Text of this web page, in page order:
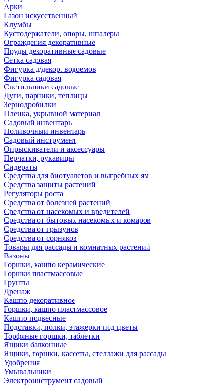
Арки
Газон искусственный
Клумбы
Кустодержатели, опоры, шпалеры
Ограждения декоративные
Пруды декоративные садовые
Сетка садовая
Фигурка д/декор. водоемов
Фигурка садовая
Светильники садовые
Дуги, парники, теплицы
Зернодробилки
Пленка, укрывной материал
Садовый инвентарь
Поливочный инвентарь
Садовый инструмент
Опрыскиватели и аксессуары
Перчатки, рукавицы
Сидераты
Средства для биотуалетов и выгребных ям
Средства защиты растений
Регуляторы роста
Средства от болезней растений
Средства от насекомых и вредителей
Средства от бытовых насекомых и комаров
Средства от грызунов
Средства от сорняков
Товары для рассады и комнатных растений
Вазоны
Горшки, кашпо керамические
Горшки пластмассовые
Грунты
Дренаж
Кашпо декоративное
Горшки, кашпо пластмассовое
Кашпо подвесные
Подставки, полки, этажерки под цветы
Торфяные горшки, таблетки
Ящики балконные
Ящики, горшки, кассеты, стеллажи для рассады
Удобрения
Умывальники
Электроинструмент садовый